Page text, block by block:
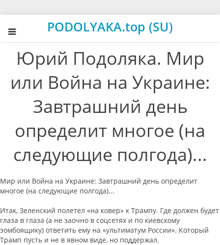
PODOLYAKA.top (SU)
Юрий Подоляка. Мир
или Война на Украине:
Завтрашний день
определит многое (на
следующие полгода)...
Мир или Война на Украине: Завтрашний день определит
многое (на следующие полгода)...
Итак, Зеленский полетел «на ковер» к Трампу. Где должен будет
глаза в глаза (а не заочно в соцсетях и по киевскому
зомбоящику) ответить ему на «ультиматум России». Который
Трамп пусть и не в явном виде, но поддержал.